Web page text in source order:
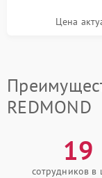
Цена
REDMOND
19
сотрудников в